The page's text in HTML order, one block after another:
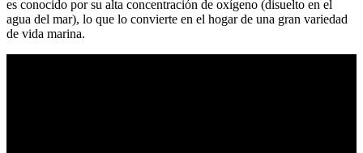
es conocido por su alta concentración de oxígeno (disuelto en el
agua del mar), lo que lo convierte en el hogar de una gran variedad
de vida marina.